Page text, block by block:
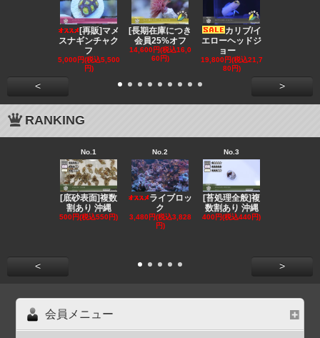
[再販]マメ
スナギンチャク
フ
5,000円(税込5,500
円)
[長期在庫につき
会員25%オフ
14,600円(税込16,0
60円)
カリブ/イ
エローヘッドジ
ョー
19,800円(税込21,7
80円)
< >
RANKING
No.1
[底砂表面]複数
割あり 沖縄
500円(税込550円)
No.2
ライブロッ
ク
3,480円(税込3,828
円)
No.3
[苔処理全般]複
数割あり 沖縄
400円(税込440円)
< >
会員メニュー